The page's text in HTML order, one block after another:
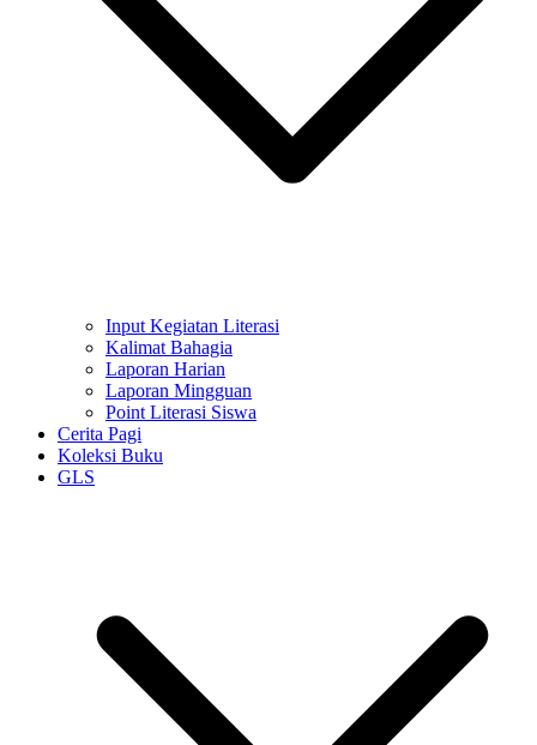
Input Kegiatan Literasi
Kalimat Bahagia
Laporan Harian
Laporan Mingguan
Point Literasi Siswa
Cerita Pagi
Koleksi Buku
GLS